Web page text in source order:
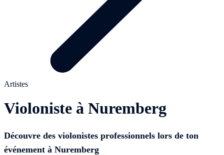
Artistes
Violoniste à Nuremberg
Découvre des violonistes professionnels lors de ton
événement à Nuremberg